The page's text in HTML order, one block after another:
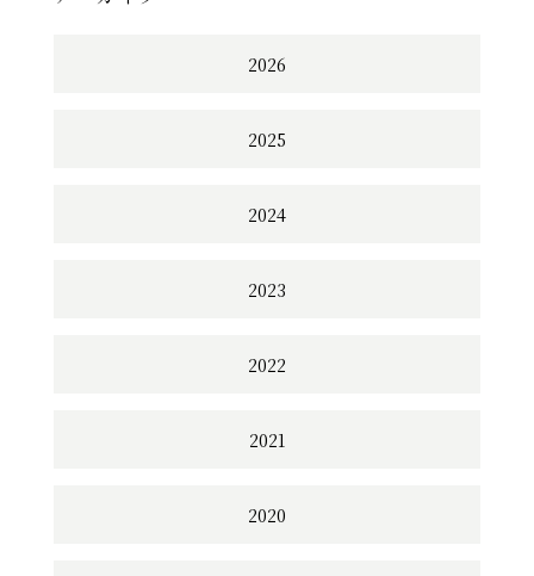
2026
2025
2024
2023
2022
2021
2020